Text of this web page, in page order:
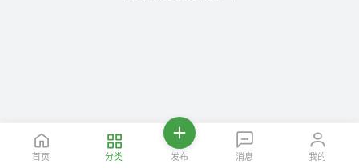
首页 分类 发布 消息 我的